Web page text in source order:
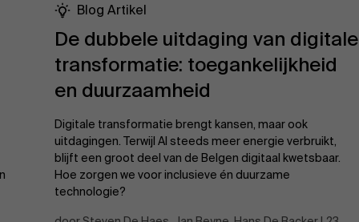
Blog Artikel
De dubbele uitdaging van digitale
transformatie: toegankelijkheid
en duurzaamheid
Digitale transformatie brengt kansen, maar ook
uitdagingen. Terwijl AI steeds meer energie verbruikt,
blijft een groot deel van de Belgen digitaal kwetsbaar.
Hoe zorgen we voor inclusieve én duurzame
technologie?